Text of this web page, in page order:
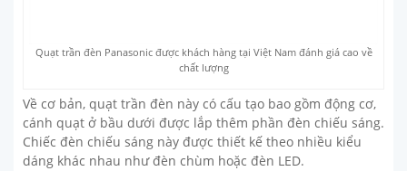
Quạt trần đèn Panasonic được khách hàng tại Việt Nam đánh giá cao về
chất lượng
Về cơ bản, quạt trần đèn này có cấu tạo bao gồm động cơ,
cánh quạt ở bầu dưới được lắp thêm phần đèn chiếu sáng.
Chiếc đèn chiếu sáng này được thiết kế theo nhiều kiểu
dáng khác nhau như đèn chùm hoặc đèn LED.